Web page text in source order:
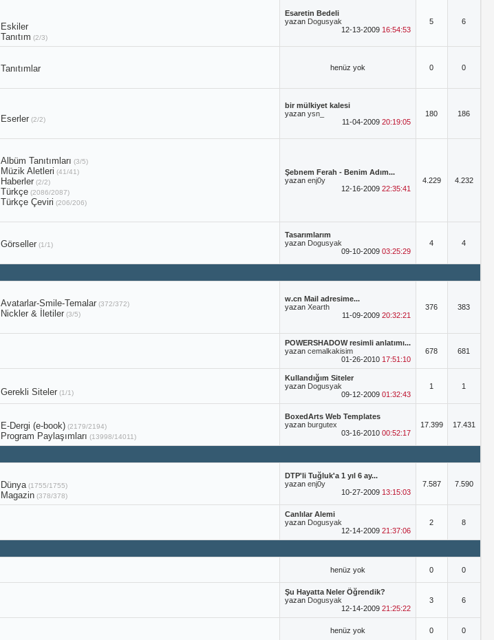
Eskiler
Tanıtım (2/3)
Esaretin Bedeli
yazan Dogusyak
12-13-2009 16:54:53
5 6
Tanıtımlar
henüz yok 0 0
Eserler(2/2)
bir mülkiyet kalesi
yazan ysn_
11-04-2009 20:19:05
180 186
Albüm Tanıtımları (3/5)
Müzik Aletleri (41/41)
Haberler(2/2)
Türkçe(2086/2087)
Türkçe Çeviri (206/206)
Şebnem Ferah - Benim Adım...
yazan enj0y
12-16-2009 22:35:41
4.229 4.232
Görseller(1/1)
Tasarımlarım
yazan Dogusyak
09-10-2009 03:25:29
4 4
Avatarlar-Smile-Temalar(372/372)
Nickler & İletiler(3/5)
w.cn Mail adresime...
yazan Xearth
11-09-2009 20:32:21
376 383
POWERSHADOW resimli anlatımı...
yazan cemalkakisim
01-26-2010 17:51:10
678 681
Gerekli Siteler(1/1)
Kullandığım Siteler
yazan Dogusyak
09-12-2009 01:32:43
1 1
E-Dergi (e-book)(2179/2194)
Program Paylaşımları (13998/14011)
BoxedArts Web Templates
yazan burgutex
03-16-2010 00:52:17
17.399 17.431
Dünya(1755/1755)
Magazin(378/378)
DTP'li Tuğluk'a 1 yıl 6 ay...
yazan enj0y
10-27-2009 13:15:03
7.587 7.590
Canlılar Alemi
yazan Dogusyak
12-14-2009 21:37:06
2 8
henüz yok 0 0
Şu Hayatta Neler Öğrendik?
yazan Dogusyak
12-14-2009 21:25:22
3 6
henüz yok 0 0